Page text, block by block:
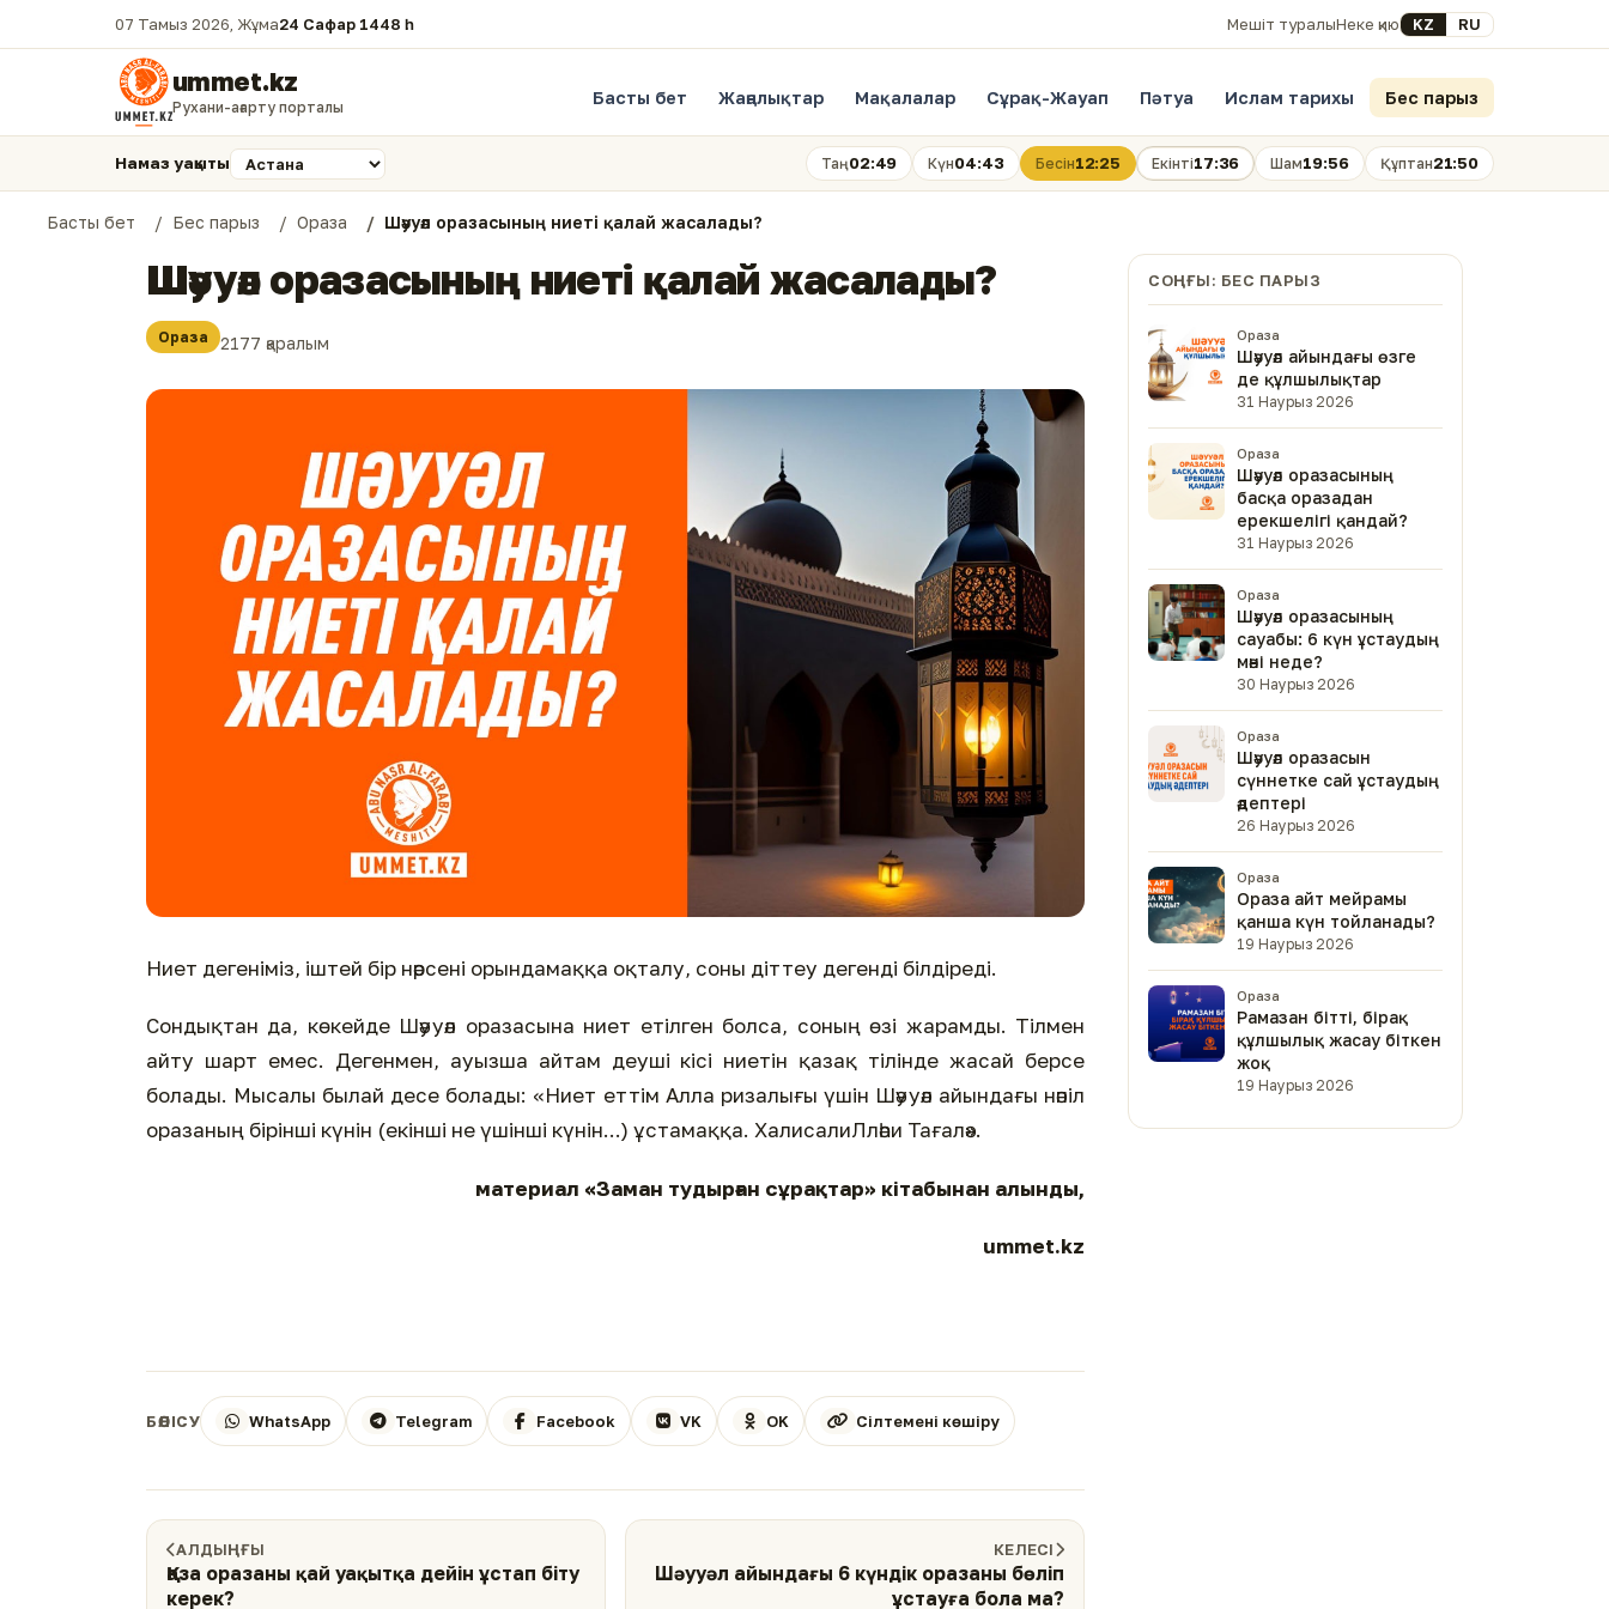
07 Тамыз 2026, Жұма24 Сафар 1448 һ. Мешіт туралыНеке қиюSelect your language
KZ RU
ummet.kz
Рухани-ағарту порталы Басты бет Жаңалықтар Мақалалар Сұрақ-Жауап Пәтуа Ислам тарихы Бес парыз
Намаз уақыты Таң02:49 Күн04:43 Бесін12:25 Екінті17:36 Шам19:56 Құптан21:50
Басты бет Бес парыз Ораза Шәууәл оразасының ниеті қалай жасалады?
Шәууәл оразасының ниеті қалай жасалады?
Ораза 2177 қаралым
Ниет дегеніміз, іштей бір нәрсені орындамаққа оқталу, соны діттеу дегенді білдіреді.
Сондықтан да, көкейде Шәууәл оразасына ниет етілген болса, соның өзі жарамды. Тілмен
айту шарт емес. Дегенмен, ауызша айтам деуші кісі ниетін қазақ тілінде жасай берсе
болады. Мысалы былай десе болады: «Ниет еттім Алла ризалығы үшін Шәууәл айындағы нәпіл
оразаның бірінші күнін (екінші не үшінші күнін...) ұстамаққа. ХалисалиЛләһи Тағалә».
материал «Заман тудырған сұрақтар» кітабынан алынды,
ummet.kz
БӨЛІСУ WhatsApp Telegram Facebook VK OK Сілтемені көшіру
АЛДЫҢҒЫ
Қаза оразаны қай уақытқа дейін ұстап біту
керек?
КЕЛЕСІ
Шәууәл айындағы 6 күндік оразаны бөліп
ұстауға бола ма?
СОҢҒЫ: БЕС ПАРЫЗ
Ораза
Шәууәл айындағы өзге
де құлшылықтар
31 Наурыз 2026
Ораза
Шәууәл оразасының
басқа оразадан
ерекшелігі қандай?
31 Наурыз 2026
Ораза
Шәууәл оразасының
сауабы: 6 күн ұстаудың
мәні неде?
30 Наурыз 2026
Ораза
Шәууәл оразасын
сүннетке сай ұстаудың
әдептері
26 Наурыз 2026
Ораза
Ораза айт мейрамы
қанша күн тойланады?
19 Наурыз 2026
Ораза
Рамазан бітті, бірақ
құлшылық жасау біткен
жоқ
19 Наурыз 2026